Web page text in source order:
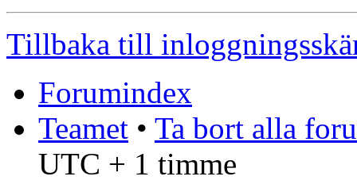
Tillbaka till
Forumindex
Teamet • Ta bort alla
UTC + 1 timme